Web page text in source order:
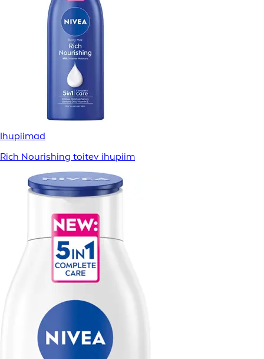
Ihupiimad
Rich Nourishing toitev ihupiim